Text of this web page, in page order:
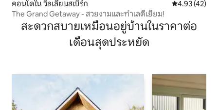
คอนโดใน วิลเลียมสเบิร์ก คะแนนเฉลี่ย
4.93 (42)
The Grand Getaway - สวยงามและทำเลดีเยี่ยม!
สะดวกสบายเหมือนอยู่บ้านในราคาต่อ
เดือนสุดประหยัด